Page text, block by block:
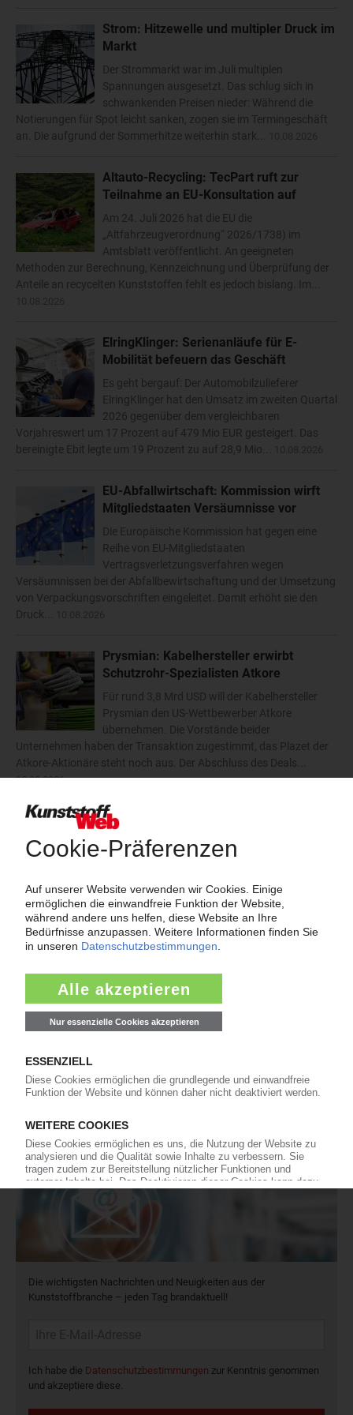
Strom: Hitzewelle und multipler Druck im
Markt
Der Strommarkt war im Juli multiplen
Spannungen ausgesetzt. Das schlug sich in
schwankenden Preisen nieder: Während die
Notierungen für Spot leicht sanken, zogen sie im Termingeschäft
an. Die aufgrund der Sommerhitze weiterhin stark...
Altauto-Recycling: TecPart ruft zur
Teilnahme an EU-Konsultation auf
Am 24. Juli 2026 hat die EU die
„Altfahrzeugverordnung“ 2026/1738) im
Amtsblatt veröffentlicht. An geeigneten
Methoden zur Berechnung, Kennzeichnung und Überprüfung der
Anteile an recycelten Kunststoffen fehlt es jedoch bislang. Im...
ElringKlinger: Serienanläufe für E-
Mobilität befeuern das Geschäft
Es geht bergauf: Der Automobilzulieferer
ElringKlinger hat den Umsatz im zweiten Quartal
2026 gegenüber dem vergleichbaren
Vorjahreswert um 17 Prozent auf 479 Mio EUR gesteigert. Das
bereinigte Ebit legte um 19 Prozent zu auf 28,9 Mio...
EU-Abfallwirtschaft: Kommission wirft
Mitgliedstaaten Versäumnisse vor
Die Europäische Kommission hat gegen eine
Reihe von EU-Mitgliedstaaten
Vertragsverletzungsverfahren wegen
Versäumnissen bei der Abfallbewirtschaftung und der Umsetzung
von Verpackungsvorschriften eingeleitet. Damit erhöht sie den
Druck...
Prysmian: Kabelhersteller erwirbt
Schutzrohr-Spezialisten Atkore
Für rund 3,8 Mrd USD will der Kabelhersteller
Prysmian den US-Wettbewerber Atkore
übernehmen. Die Vorstände beider
Unternehmen haben der Transaktion zugestimmt, das Plazet der
Atkore-Aktionäre steht noch aus. Der Abschluss des Deals...
10.08.2026
mehr
Thema "Force Majeure"
Force Majeure in der Kunststoffindustrie
Fragen und Antworten: Was Kunst­stoff­verarbeiter wissen müssen,
wenn der Lieferant nicht mehr liefert – Informationen zum
Preisentwicklung sowie Tipps für die Praxis.
Jetzt lesen
Newsletter
Die wichtigsten Nachrichten und Neuigkeiten aus der
Kunststoffbranche – jeden Tag brandaktuell!
Ich habe die Datenschutzbestimmungen zur Kenntnis genommen
und akzeptiere diese.